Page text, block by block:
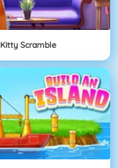
Kitty Scramble